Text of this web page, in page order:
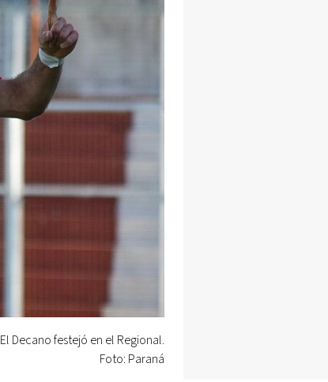
El Decano festejó en el Regional.
Foto: Paraná